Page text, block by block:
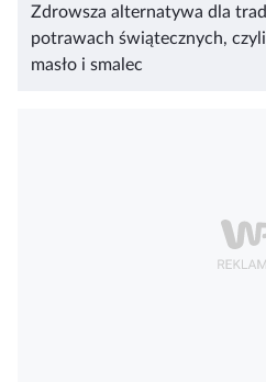
Zdrowsza alternatywa dla
potrawach świątecznych,
masło i smalec